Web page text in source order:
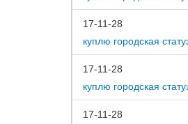
17-11-28
17-11-28
17-11-28